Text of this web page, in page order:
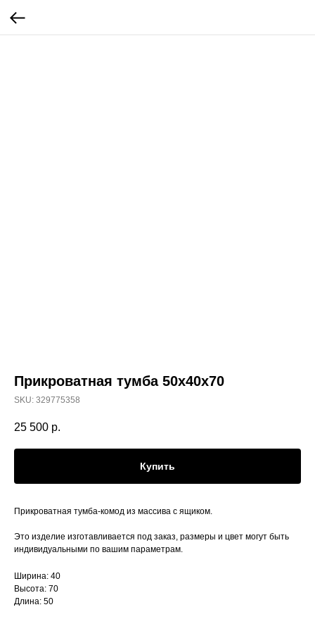
Прикроватная тумба 50х40х70
SKU: 329775358
25 500 р.
Купить
Прикроватная тумба-комод из массива с ящиком.
Это изделие изготавливается под заказ, размеры и цвет могут быть
индивидуальными по вашим параметрам.
Ширина: 40
Высота: 70
Длина: 50